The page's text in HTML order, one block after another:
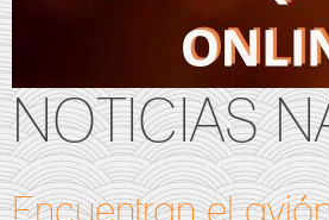
NOTICIAS